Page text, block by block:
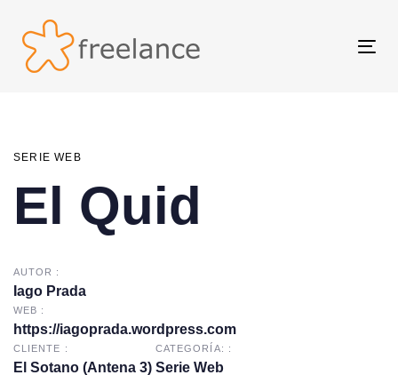
links to
primary
content
SERIE WEB
El Quid
AUTOR :
Iago Prada
WEB :
https://iagoprada.wordpress.com
CLIENTE :
El Sotano (Antena 3)
CATEGORÍA: :
Serie Web